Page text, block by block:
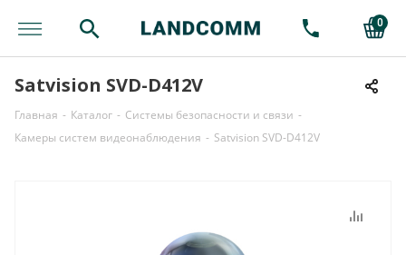
0
Satvision SVD-D412V
Главная - Каталог - Системы безопасности и связи -
Камеры систем видеонаблюдения - Satvision SVD-D412V